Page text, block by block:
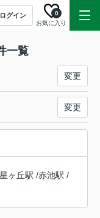
ログイン
お気に入り
0
一覧
変更
変更
星ヶ丘駅 /赤池駅 /